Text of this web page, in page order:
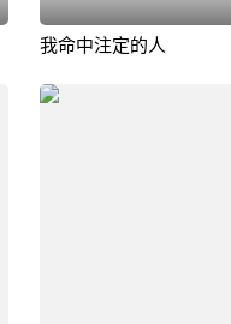
我命中注定的人